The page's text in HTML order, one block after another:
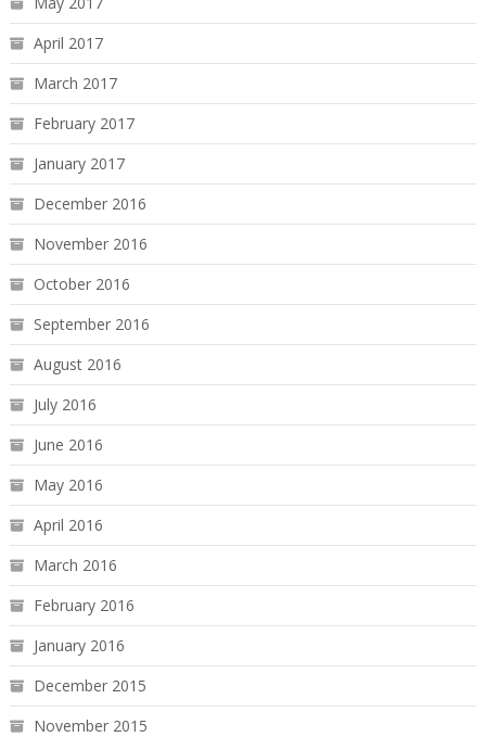
April 2017
March 2017
February 2017
January 2017
December 2016
November 2016
October 2016
September 2016
August 2016
July 2016
June 2016
May 2016
April 2016
March 2016
February 2016
January 2016
December 2015
November 2015